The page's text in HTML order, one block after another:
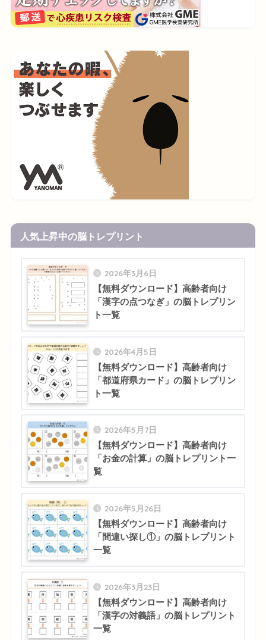
人気上昇中の脳トレプリント
2026年3月6日
【無料ダウンロード】高齢者向け
「漢字の点つなぎ」の脳トレプリン
ト一覧
2026年4月5日
【無料ダウンロード】高齢者向け
「都道府県カード」の脳トレプリン
ト一覧
2026年5月7日
【無料ダウンロード】高齢者向け
「お金の計算」の脳トレプリント一
覧
2026年5月26日
【無料ダウンロード】高齢者向け
「間違い探し①」の脳トレプリント
一覧
2026年3月23日
【無料ダウンロード】高齢者向け
「漢字の対義語」の脳トレプリント
一覧